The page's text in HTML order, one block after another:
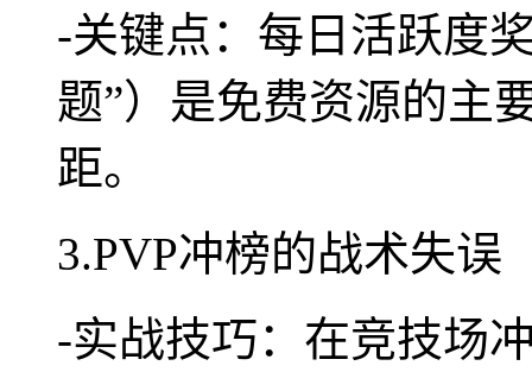
-关键点：每日活跃度
题”）是免费资源的主
距。
3.PVP冲榜的战术失误
-实战技巧：在竞技场